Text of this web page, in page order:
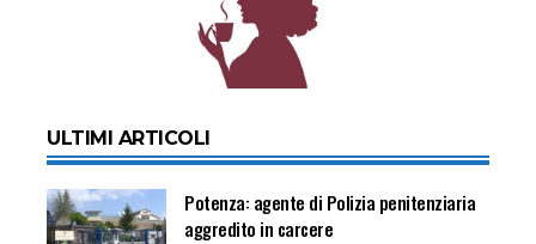
ULTIMI ARTICOLI
Potenza: agente di Polizia penitenziaria
aggredito in carcere